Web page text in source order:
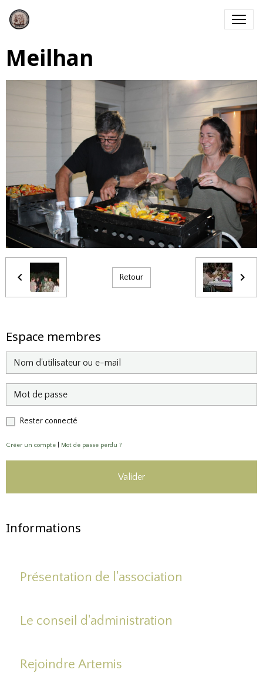
Meilhan
Retour
Espace membres
Rester connecté
Créer un compte Mot de passe perdu ?
Valider
Informations
Présentation de l'association
Le conseil d'administration
Rejoindre Artemis